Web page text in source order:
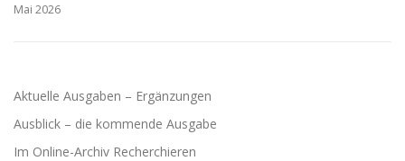
Mai 2026
Aktuelle Ausgaben – Ergänzungen
Ausblick – die kommende Ausgabe
Im Online-Archiv Recherchieren